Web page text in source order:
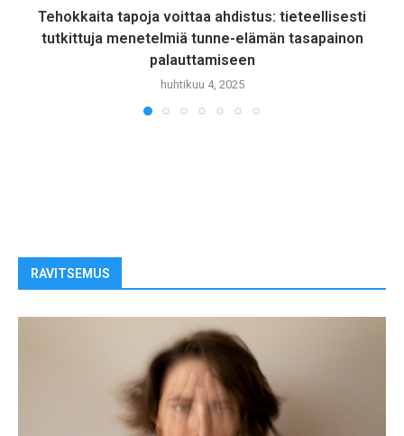
Tehokkaita tapoja voittaa ahdistus: tieteellisesti
tutkittuja menetelmiä tunne-elämän tasapainon
palauttamiseen
huhtikuu 4, 2025
RAVITSEMUS